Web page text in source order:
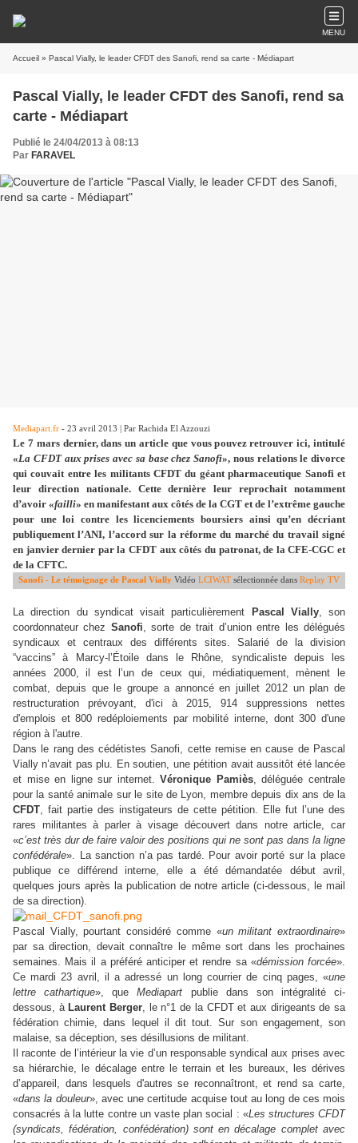
MENU
Accueil » Pascal Vially, le leader CFDT des Sanofi, rend sa carte - Médiapart
Pascal Vially, le leader CFDT des Sanofi, rend sa
carte - Médiapart
Publié le 24/04/2013 à 08:13
Par FARAVEL
Mediapart.fr - 23 avril 2013 | Par Rachida El Azzouzi
Le 7 mars dernier, dans un article que vous pouvez retrouver ici, intitulé
«La CFDT aux prises avec sa base chez Sanofi», nous relations le divorce
qui couvait entre les militants CFDT du géant pharmaceutique Sanofi et
leur direction nationale. Cette dernière leur reprochait notamment
d’avoir «failli» en manifestant aux côtés de la CGT et de l’extrême gauche
pour une loi contre les licenciements boursiers ainsi qu’en décriant
publiquement l’ANI, l’accord sur la réforme du marché du travail signé
en janvier dernier par la CFDT aux côtés du patronat, de la CFE-CGC et
de la CFTC.
Sanofi - Le témoignage de Pascal Vially Vidéo LCIWAT sélectionnée dans Replay TV
La direction du syndicat visait particulièrement Pascal Vially, son
coordonnateur chez Sanofi, sorte de trait d’union entre les délégués
syndicaux et centraux des différents sites. Salarié de la division
“vaccins” à Marcy-l’Étoile dans le Rhône, syndicaliste depuis les
années 2000, il est l’un de ceux qui, médiatiquement, mènent le
combat, depuis que le groupe a annoncé en juillet 2012 un plan de
restructuration prévoyant, d'ici à 2015, 914 suppressions nettes
d'emplois et 800 redéploiements par mobilité interne, dont 300 d'une
région à l'autre.
Dans le rang des cédétistes Sanofi, cette remise en cause de Pascal
Vially n’avait pas plu. En soutien, une pétition avait aussitôt été lancée
et mise en ligne sur internet.Véronique Pamiès, déléguée centrale
pour la santé animale sur le site de Lyon, membre depuis dix ans de la
CFDT, fait partie des instigateurs de cette pétition. Elle fut l’une des
rares militantes à parler à visage découvert dans notre article, car
«c’est très dur de faire valoir des positions qui ne sont pas dans la ligne
confédérale». La sanction n’a pas tardé. Pour avoir porté sur la place
publique ce différend interne, elle a été démandatée début avril,
quelques jours après la publication de notre article (ci-dessous, le mail
de sa direction).
Pascal Vially, pourtant considéré comme «un militant extraordinaire»
par sa direction, devait connaître le même sort dans les prochaines
semaines. Mais il a préféré anticiper et rendre sa «démission forcée».
Ce mardi 23 avril, il a adressé un long courrier de cinq pages, «une
lettre cathartique», queMediapart publie dans son intégralité ci-
dessous, à Laurent Berger, le n°1 de la CFDT et aux dirigeants de sa
fédération chimie, dans lequel il dit tout. Sur son engagement, son
malaise, sa déception, ses désillusions de militant.
Il raconte de l’intérieur la vie d’un responsable syndical aux prises avec
sa hiérarchie, le décalage entre le terrain et les bureaux, les dérives
d’appareil, dans lesquels d'autres se reconnaîtront, et rend sa carte,
«dans la douleur», avec une certitude acquise tout au long de ces mois
consacrés à la lutte contre un vaste plan social : «Les structures CFDT
(syndicats, fédération, confédération) sont en décalage complet avec